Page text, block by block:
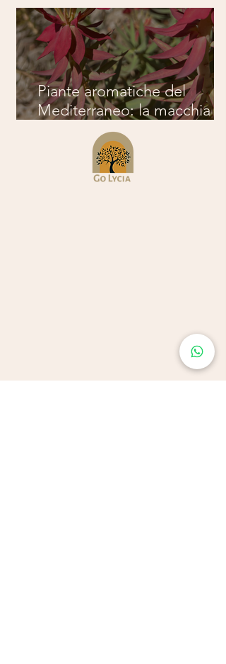
antique
Piante aromatiche del
Mediterraneo: la macchia
mediterranea della Licia